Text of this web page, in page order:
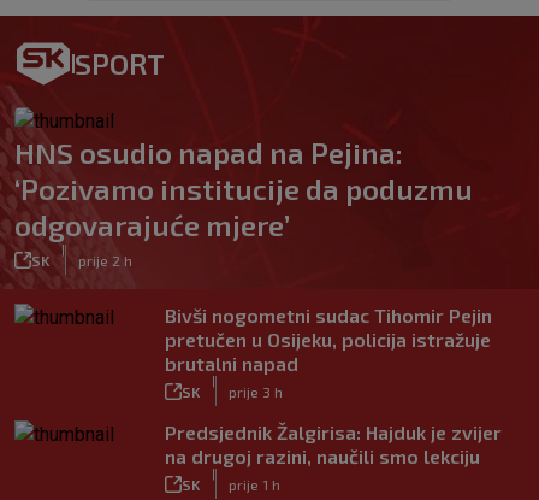
SPORT
HNS osudio napad na Pejina:
‘Pozivamo institucije da poduzmu
odgovarajuće mjere’
SK prije 2 h
Bivši nogometni sudac Tihomir Pejin
pretučen u Osijeku, policija istražuje
brutalni napad
SK prije 3 h
Predsjednik Žalgirisa: Hajduk je zvijer
na drugoj razini, naučili smo lekciju
SK prije 1 h